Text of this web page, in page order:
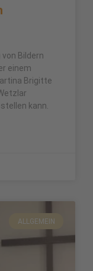
Bildern
einem
Brigitte
kann.
ALLGEMEIN